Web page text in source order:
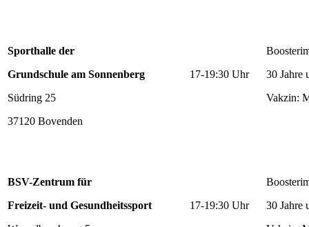
Sporthalle der
Grundschule am Sonnenberg
Südring 25
37120 Bovenden
17-19:30 Uhr
30 Jahre
Vakzin:
BSV-Zentrum für
Freizeit- und Gesundheitssport
17-19:30 Uhr
30 Jahre